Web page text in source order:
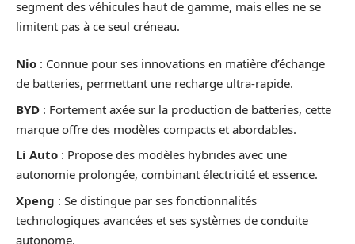
segment des véhicules haut de gamme, mais elles ne se
limitent pas à ce seul créneau.
Nio : Connue pour ses innovations en matière d’échange
de batteries, permettant une recharge ultra-rapide.
BYD : Fortement axée sur la production de batteries, cette
marque offre des modèles compacts et abordables.
Li Auto : Propose des modèles hybrides avec une
autonomie prolongée, combinant électricité et essence.
Xpeng : Se distingue par ses fonctionnalités
technologiques avancées et ses systèmes de conduite
autonome.